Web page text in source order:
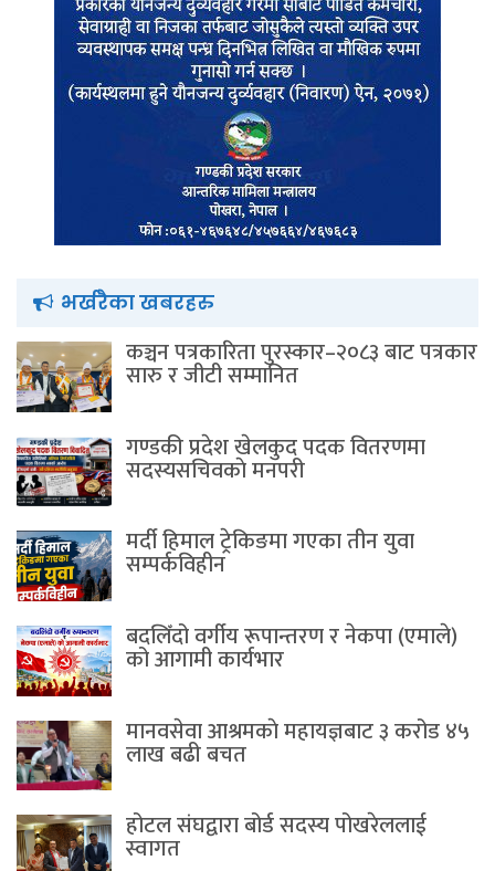
भर्खरैका खबरहरु
कञ्चन पत्रकारिता पुरस्कार–२०८३ बाट पत्रकार
सारु र जीटी सम्मानित
गण्डकी प्रदेश खेलकुद पदक वितरणमा
सदस्यसचिवकाे मनपरी
मर्दी हिमाल ट्रेकिङमा गएका तीन युवा
सम्पर्कविहीन
बदलिँदो वर्गीय रूपान्तरण र नेकपा (एमाले)
को आगामी कार्यभार
मानवसेवा आश्रमकाे‌ महायज्ञबाट ३ करोड ४५
लाख बढी बचत
होटल संघद्वारा बोर्ड सदस्य पोखरेललाई
स्वागत